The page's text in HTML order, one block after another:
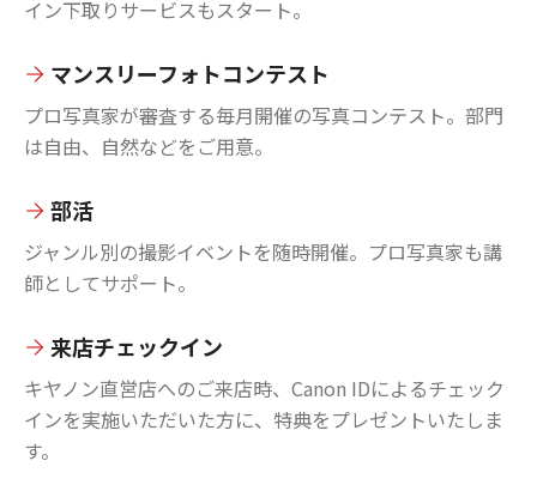
イン下取りサービスもスタート。
マンスリーフォトコンテスト
プロ写真家が審査する毎月開催の写真コンテスト。部門
は自由、自然などをご用意。
部活
ジャンル別の撮影イベントを随時開催。プロ写真家も講
師としてサポート。
来店チェックイン
キヤノン直営店へのご来店時、Canon IDによるチェック
インを実施いただいた方に、特典をプレゼントいたしま
す。